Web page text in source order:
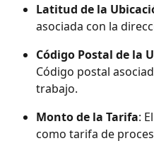
Latitud de la
asociada con la
Código Postal de la
Código postal
trabajo.
Monto de la Tarifa:
como tarifa de